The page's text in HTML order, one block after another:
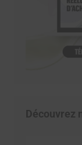
Découvrez